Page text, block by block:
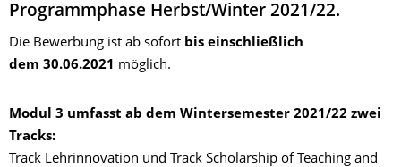
Programmphase Herbst/Winter 2021/22.
Die Bewerbung ist ab sofort bis einschließlich
dem 30.06.2021 möglich.
Modul 3 umfasst ab dem Wintersemester 2021/22 zwei
Tracks:
Track Lehrinnovation und Track Scholarship of Teaching and